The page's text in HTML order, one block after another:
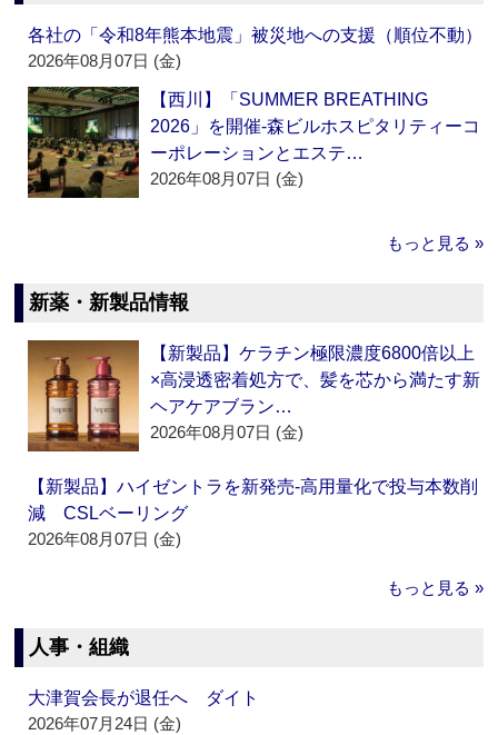
各社の「令和8年熊本地震」被災地への支援（順位不動）
2026年08月07日 (金)
【西川】「SUMMER BREATHING
2026」を開催‐森ビルホスピタリティーコ
ーポレーションとエステ…
2026年08月07日 (金)
もっと見る »
新薬・新製品情報
【新製品】ケラチン極限濃度6800倍以上
×高浸透密着処方で、髪を芯から満たす新
ヘアケアブラン…
2026年08月07日 (金)
【新製品】ハイゼントラを新発売‐高用量化で投与本数削
減 CSLベーリング
2026年08月07日 (金)
もっと見る »
人事・組織
大津賀会長が退任へ ダイト
2026年07月24日 (金)